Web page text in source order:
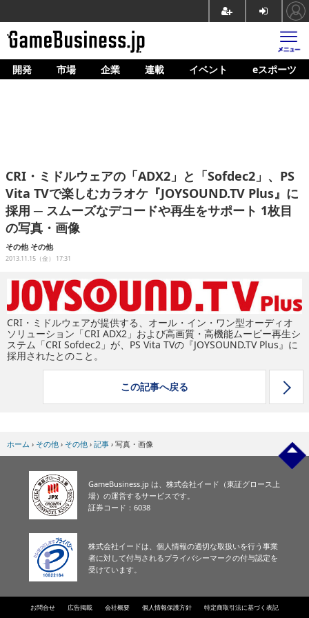
ホーム
企業動向
人材育成
産業政策
イベント/セミナー
eスポーツ
開発 市場 企業 連載 イベント eスポーツ
CRI・ミドルウェアの「ADX2」と「Sofdec2」、PS
Vita TVで楽しむカラオケ『JOYSOUND.TV Plus』に
採用 ─ スムーズなデコードや再生をサポート 1枚目
の写真・画像
その他 その他
2013.11.15（金） 17:31
CRI・ミドルウェアが提供する、オール・イン・ワン型オーディオ
ソリューション「CRI ADX2」および高画質・高機能ムービー再生シ
ステム「CRI Sofdec2」が、PS Vita TVの『JOYSOUND.TV Plus』に
採用されたとのこと。
この記事へ戻る
ホーム › その他 › その他 › 記事 › 写真・画像
GameBusiness.jp は、株式会社イード（東証グロース上
場）の運営するサービスです。
証券コード：6038
株式会社イードは、個人情報の適切な取扱いを行う事業
者に対して付与されるプライバシーマークの付与認定を
受けています。
お問合せ 広告掲載 会社概要 個人情報保護方針 特定商取引法に基づく表記